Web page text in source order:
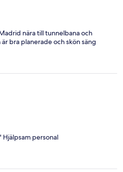
nära till tunnelbana och
bra planerade och skön säng
Hjälpsam personal